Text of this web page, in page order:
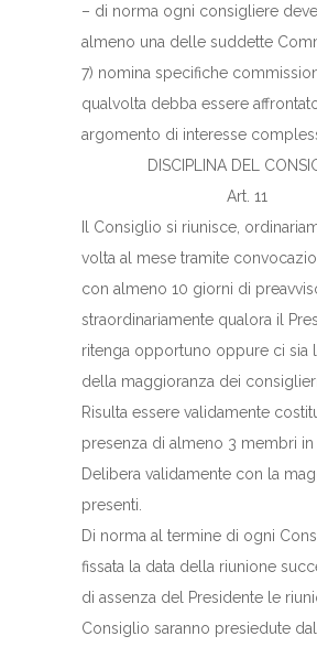
– di norma ogni consigliere
almeno una delle suddette
7) nomina specifiche
qualvolta debba essere
argomento di interesse
DISCIPLINA DEL
Art. 11
Il Consiglio si riunisce,
volta al mese tramite
con almeno 10 giorni di
straordinariamente qualora il
ritenga opportuno oppure ci sia
della maggioranza dei consiglieri
Risulta essere validamente
presenza di almeno 3 membri in
Delibera validamente con la
presenti.
Di norma al termine di ogni
fissata la data della riunione
di assenza del Presidente le
Consiglio saranno presiedute